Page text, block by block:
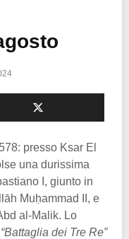
presso Ksar El
una durissima
I, giunto in
Muḥammad II, e
al-Malik. Lo
“Battaglia dei Tre Re”